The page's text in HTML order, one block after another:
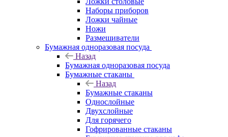
Наборы приборов
Ложки чайные
Ножи
Размешиватели
Бумажная одноразовая посуда
Назад
Бумажная одноразовая посуда
Бумажные стаканы
Назад
Бумажные стаканы
Однослойные
Двухслойные
Для горячего
Гофрированные стаканы